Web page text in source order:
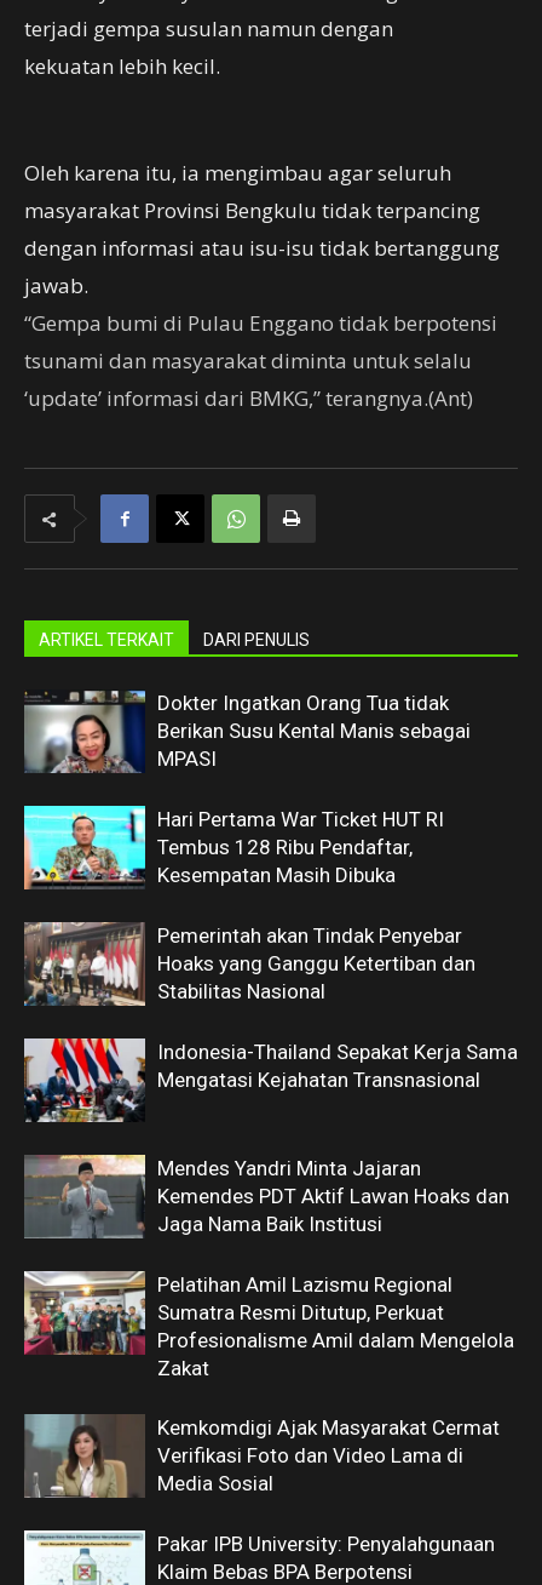
terjadi gempa susulan namun dengan
kekuatan lebih kecil.
Oleh karena itu, ia mengimbau agar seluruh
masyarakat Provinsi Bengkulu tidak terpancing
dengan informasi atau isu-isu tidak bertanggung
jawab.
“Gempa bumi di Pulau Enggano tidak berpotensi
tsunami dan masyarakat diminta untuk selalu
‘update’ informasi dari BMKG,” terangnya.(Ant)
ARTIKEL TERKAIT DARI PENULIS
Dokter Ingatkan Orang Tua tidak
Berikan Susu Kental Manis sebagai
MPASI
Hari Pertama War Ticket HUT RI
Tembus 128 Ribu Pendaftar,
Kesempatan Masih Dibuka
Pemerintah akan Tindak Penyebar
Hoaks yang Ganggu Ketertiban dan
Stabilitas Nasional
Indonesia-Thailand Sepakat Kerja Sama
Mengatasi Kejahatan Transnasional
Mendes Yandri Minta Jajaran
Kemendes PDT Aktif Lawan Hoaks dan
Jaga Nama Baik Institusi
Pelatihan Amil Lazismu Regional
Sumatra Resmi Ditutup, Perkuat
Profesionalisme Amil dalam Mengelola
Zakat
Kemkomdigi Ajak Masyarakat Cermat
Verifikasi Foto dan Video Lama di
Media Sosial
Pakar IPB University: Penyalahgunaan
Klaim Bebas BPA Berpotensi